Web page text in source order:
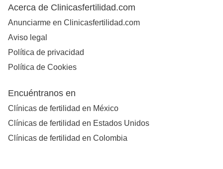
Acerca de Clinicasfertilidad.com
Anunciarme en Clinicasfertilidad.com
Aviso legal
Política de privacidad
Política de Cookies
Encuéntranos en
Clínicas de fertilidad en México
Clínicas de fertilidad en Estados Unidos
Clínicas de fertilidad en Colombia